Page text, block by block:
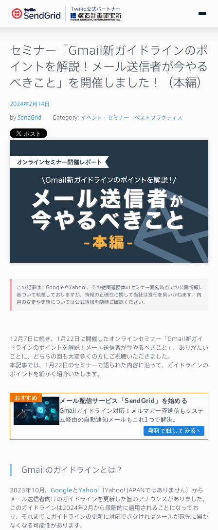
Twilio公式パートナー
ログイン
SendGridとは
料金
お役立ち情報
ドキュメント
サポート
セミナー「Gmail新ガイドラインのポ
イントを解説！メール送信者が今やる
べきこと」を開催しました！（本編）
2024年2月14日
by SendGrid Category: イベント・セミナー ベストプラクティス
この記事は、GoogleやYahoo!、その他関連団体のセミナー開催時点での公開情報に
基づいて執筆しておりますが、情報の正確性に関して当社は責任を負いかねます。内
容の変更や更新については公式情報を随時ご確認ください。
12月7日に続き、1月22日に開催したオンラインセミナー「Gmail新ガイ
ドラインのポイントを解説！メール送信者が今やるべきこと」。ありがたい
ことに、どちらの回も大変多くの方にご視聴いただきました。
本記事では、1月22日のセミナーで語られた内容に沿って、ガイドラインの
ポイントを細かく紹介いたします。
おすすめ
メール配信サービス「SendGrid」を始める
Gmailガイドライン対応！メルマガ一斉送信もシステ
ム経由の自動通知メールもこれ1つで解決。
無料で試してみる
Gmailのガイドラインとは？
2023年10月、 GoogleとYahoo! （Yahoo! JAPANではありません）から
メール送信者向けのガイドラインを更新した旨のアナウンスがありました。
このガイドラインは2024年2月から段階的に適用されることになってお
り、それまでにガイドラインの更新に対応できなければメールが宛先に届か
なくなる可能性があります。